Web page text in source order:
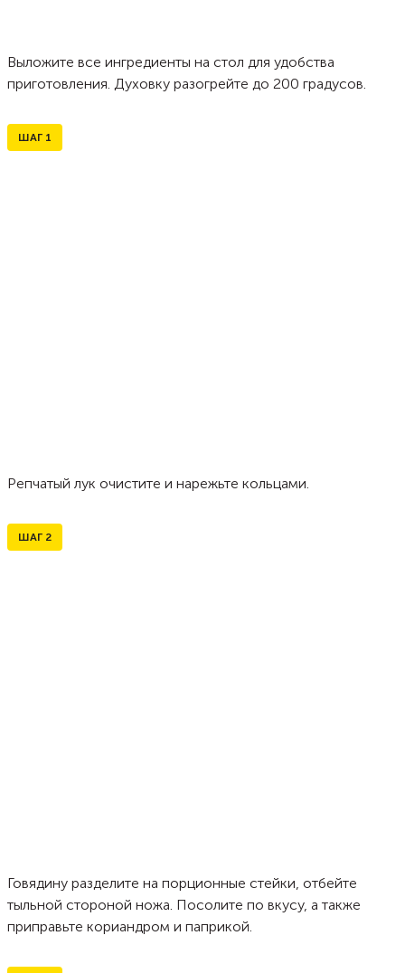
Выложите все ингредиенты на стол для удобства
приготовления. Духовку разогрейте до 200 градусов.
ШАГ 1
Репчатый лук очистите и нарежьте кольцами.
ШАГ 2
Говядину разделите на порционные стейки, отбейте
тыльной стороной ножа. Посолите по вкусу, а также
приправьте кориандром и паприкой.